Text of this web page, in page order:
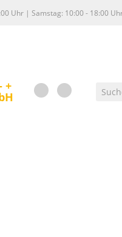
Uhr | Samstag: 10:00 - 18:00